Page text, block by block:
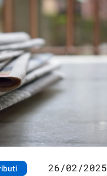
26/02/2025